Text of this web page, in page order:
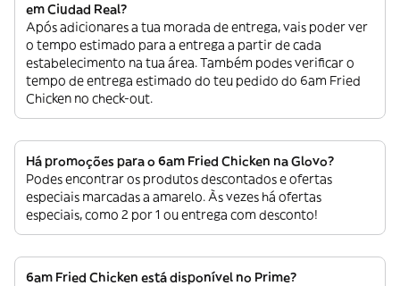
em Ciudad Real?
Após adicionares a tua morada de entrega, vais poder ver
o tempo estimado para a entrega a partir de cada
estabelecimento na tua área. Também podes verificar o
tempo de entrega estimado do teu pedido do 6am Fried
Chicken no check-out.
Há promoções para o 6am Fried Chicken na Glovo?
Podes encontrar os produtos descontados e ofertas
especiais marcadas a amarelo. Às vezes há ofertas
especiais, como 2 por 1 ou entrega com desconto!
6am Fried Chicken está disponível no Prime?